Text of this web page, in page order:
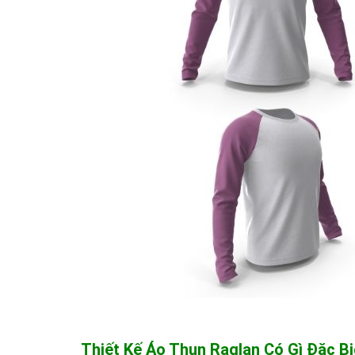
Thiết Kế Áo Thun Raglan Có Gì Đặc